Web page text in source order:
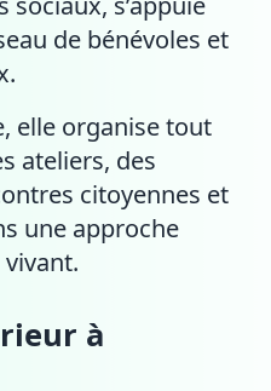
de bénévoles et
elle organise tout
ateliers, des
citoyennes et
une approche
à